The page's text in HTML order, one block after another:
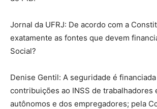
Jornal da UFRJ: De acordo com a
exatamente as fontes que devem
Social?
Denise Gentil: A seguridade é
contribuições ao INSS de trabalhadores
autônomos e dos empregadores; pela